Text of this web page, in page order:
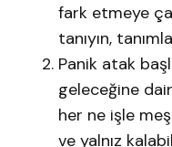
fark etmeye
tanıyın,
Panik atak
geleceğine dair
her ne işle
ve yalnız